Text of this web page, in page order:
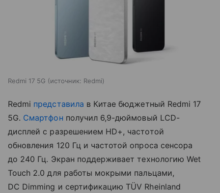
Redmi 17 5G источник: Redmi
Redmi представила в Китае бюджетный Redmi 17
5G. Смартфон получил 6,9-дюймовый LCD-
дисплей с разрешением HD+, частотой
обновления 120 Гц и частотой опроса сенсора
до 240 Гц. Экран поддерживает технологию Wet
Touch 2.0 для работы мокрыми пальцами,
DC Dimming и сертификацию TÜV Rheinland